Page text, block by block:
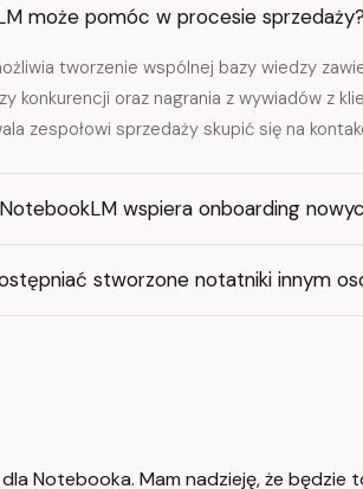
może pomóc w procesie
tworzenie wspólnej bazy wiedzy
konkurencji oraz nagrania z wywiadów z
zespołowi sprzedaży skupić się na
wspiera onboarding
stworzone notatniki innym
Notebooka. Mam nadzieję, że